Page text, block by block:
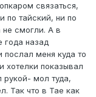
связаться,
по тайский, ни по
не смогли. А в
года назад
послал меня куда то
хотелки показывал
рукой- мол туда,
Так что в Тае как